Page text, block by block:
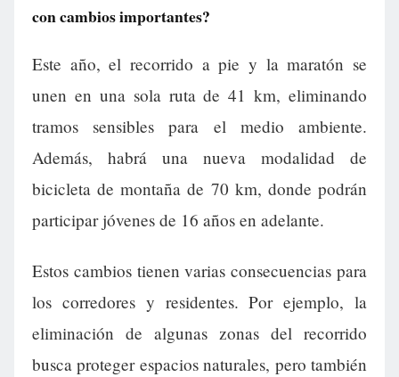
con cambios importantes?
Este año, el recorrido a pie y la maratón se
unen en una sola ruta de 41 km, eliminando
tramos sensibles para el medio ambiente.
Además, habrá una nueva modalidad de
bicicleta de montaña de 70 km, donde podrán
participar jóvenes de 16 años en adelante.
Estos cambios tienen varias consecuencias para
los corredores y residentes. Por ejemplo, la
eliminación de algunas zonas del recorrido
busca proteger espacios naturales, pero también